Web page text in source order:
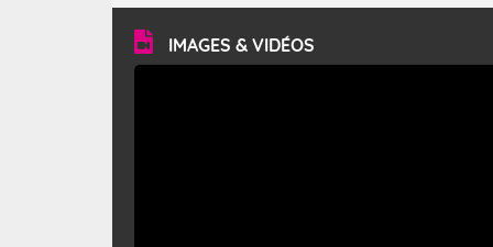
vitesse moyenne de 50 km/h et atteindre 80 à 100 km/h
en rafales, parfois davantage. Il parcourt la basse vallée
du Rhône et la Provence et envahit le littoral
méditerranéen à partir de la Camargue.
IMAGES & VIDÉOS